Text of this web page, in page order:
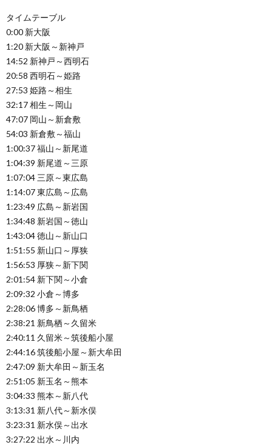
タイムテーブル
0:00 新大阪
1:20 新大阪～新神戸
14:52 新神戸～西明石
20:58 西明石～姫路
27:53 姫路～相生
32:17 相生～岡山
47:07 岡山～新倉敷
54:03 新倉敷～福山
1:00:37 福山～新尾道
1:04:39 新尾道～三原
1:07:04 三原～東広島
1:14:07 東広島～広島
1:23:49 広島～新岩国
1:34:48 新岩国～徳山
1:43:04 徳山～新山口
1:51:55 新山口～厚狭
1:56:53 厚狭～新下関
2:01:54 新下関～小倉
2:09:32 小倉～博多
2:28:06 博多～新鳥栖
2:38:21 新鳥栖～久留米
2:40:11 久留米～筑後船小屋
2:44:16 筑後船小屋～新大牟田
2:47:09 新大牟田～新玉名
2:51:05 新玉名～熊本
3:04:33 熊本～新八代
3:13:31 新八代～新水俣
3:23:31 新水俣～出水
3:27:22 出水～川内